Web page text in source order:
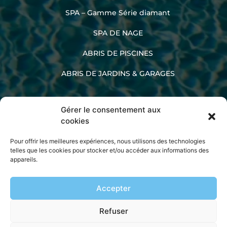
Gérer le consentement aux
cookies
Pour offrir les meilleures expériences, nous utilisons des technologies
telles que les cookies pour stocker et/ou accéder aux informations des
appareils.
Accepter
Refuser
SPA – Gamme Série diamant
SPA DE NAGE
ABRIS DE PISCINES
ABRIS DE JARDINS & GARAGES
02 33 60 47 45
Mentions légales
Politique de confidentialité